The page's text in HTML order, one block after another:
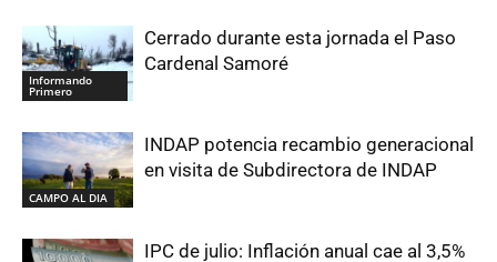
Informando
Primero
Cerrado durante esta jornada el Paso
Cardenal Samoré
CAMPO AL DIA
INDAP potencia recambio generacional
en visita de Subdirectora de INDAP
IPC de julio: Inflación anual cae al 3,5%